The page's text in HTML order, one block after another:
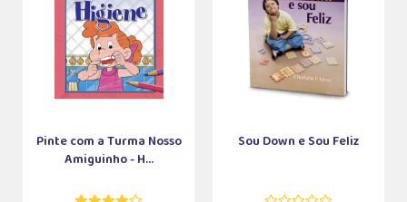
Pinte com a Turma Nosso
Amiguinho - H...
Sou Down e Sou Feliz